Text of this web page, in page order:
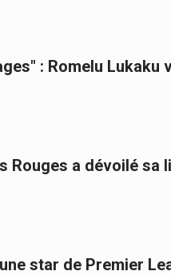
: Romelu Lukaku
Rouges a dévoilé sa
star de Premier